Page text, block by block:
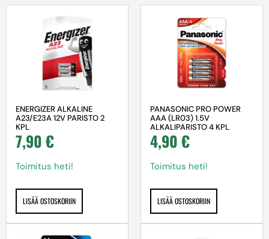
ENERGIZER ALKALINE
A23/E23A 12V PARISTO 2
KPL
7,90€
Toimitus heti!
LISÄÄ OSTOSKORIIN
PANASONIC PRO POWER
AAA (LR03) 1.5V
ALKALIPARISTO 4 KPL
4,90€
Toimitus heti!
LISÄÄ OSTOSKORIIN